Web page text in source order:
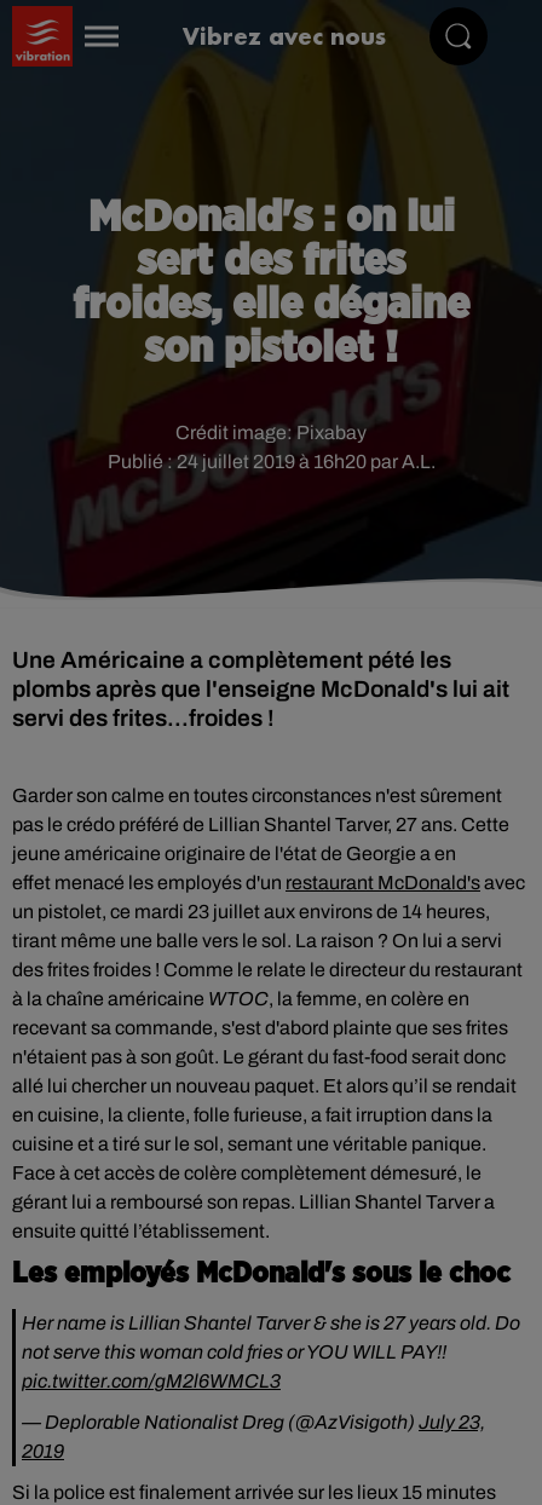
Vibrez avec nous
McDonald's : on lui
sert des frites
froides, elle dégaine
son pistolet !
Publié : 24 juillet 2019 à 16h20 par A.L.
Crédit image: Pixabay
Une Américaine a complètement pété les
plombs après que l'enseigne McDonald's lui ait
servi des frites...froides !
Garder son calme en toutes circonstances n'est sûrement
pas le crédo préféré de Lillian Shantel Tarver, 27ans. Cette
jeune américaine originaire de l'état de Georgie a en
effet menacé les employés d'un restaurant McDonald'savec
un pistolet, ce mardi 23 juillet aux environs de 14 heures,
tirant même une balle vers le sol. La raison ? On lui a servi
des frites froides ! Comme le relate le directeur du restaurant
à la chaîne américaine WTOC, la femme, en colère en
recevant sa commande, s'est d'abord plainte que ses frites
n'étaient pas à son goût. Le gérant du fast-food serait donc
allé lui chercher un nouveau paquet. Et alors qu’il se rendait
en cuisine, la cliente, folle furieuse, a fait irruption dans la
cuisine et a tiré sur le sol, semant une véritable panique.
Face à cet accès de colère complètement démesuré, le
gérant lui a remboursé son repas. Lillian Shantel Tarver a
ensuite quitté l’établissement.
Les employés McDonald's sous le choc
Her name is Lillian Shantel Tarver & she is 27 years old. Do
not serve this woman cold fries or YOU WILL PAY!!
pic.twitter.com/gM2l6WMCL3
— Deplorable Nationalist Dreg (@AzVisigoth) July 23,
2019
Si la police est finalement arrivée sur les lieux 15 minutes